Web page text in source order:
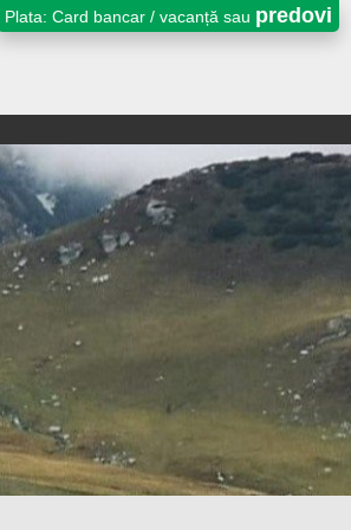
Plata: Card bancar / vacanță sau predovi